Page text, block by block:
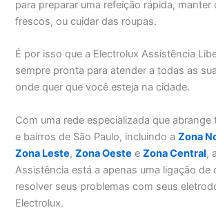
para preparar uma refeição rápida, manter
frescos, ou cuidar das roupas.
É por isso que a Electrolux Assistência
sempre pronta para atender a todas as
onde quer que você esteja na cidade.
Com uma rede especializada que abrange
e bairros de São Paulo, incluindo aZona
Zona Leste,Zona Oeste eZona Central,
Assistência está a apenas uma ligação de
resolver seus problemas com seus
Electrolux.